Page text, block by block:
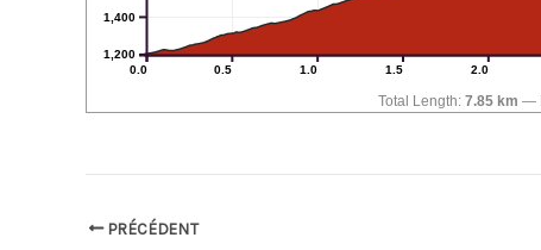
0.0 0.5 1.0 1.5 2.0
1,200
1,400
Total Length: 7.85 km
PRÉCÉDENT